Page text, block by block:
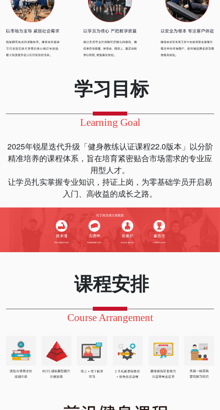
学习目标
Learning Goal
2025年锐星迭代升级「健身教练认证课程22.0版本」以分阶
精准培养的课程体系，旨在培育紧密贴合市场需求的专业应
用型人才。
让学员扎实掌握专业知识，持证上岗，为零基础学员开启易
入门、高收益的成长之路。
课程安排
Course Arrangement